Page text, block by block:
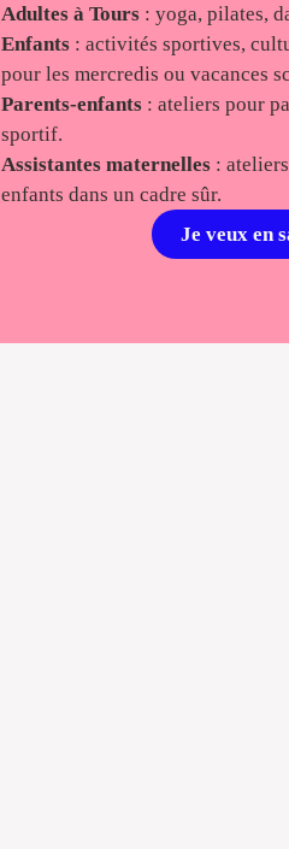
Adultes à Tours : yoga, pilates,
Enfants : activités sportives,
pour les mercredis ou vacances
Parents-enfants : ateliers pour
sportif.
Assistantes maternelles :
enfants dans un cadre sûr.
Je veux en